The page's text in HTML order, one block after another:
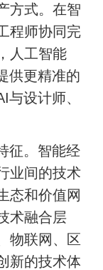
方式。在智
程师协同完
人工智能
供更精准的
设计师、
征。智能经
业间的技术
态和价值网
术融合层
物联网、区
新的技术体